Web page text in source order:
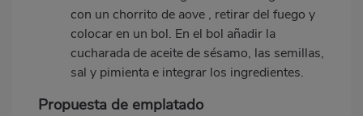
con un chorrito de aove , retirar del fuego y
colocar en un bol. En el bol añadir la
cucharada de aceite de sésamo, las semillas,
sal y pimienta e integrar los ingredientes.
Propuesta de emplatado